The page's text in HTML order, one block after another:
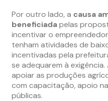
Por outro lado, a causa
beneficiadapelas
incentivar o
tenham atividades de
incentivadas pela
se adequarem à
apoiar as produções
com capacitação, apoio
públicas.